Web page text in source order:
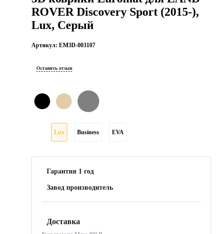
ROVER Discovery Sport (2015-),
Lux, Серый
Артикул: EM3D-003107
Оставить отзыв
Lux Business EVA
Гарантия 1 год
Завод производитель
Доставка